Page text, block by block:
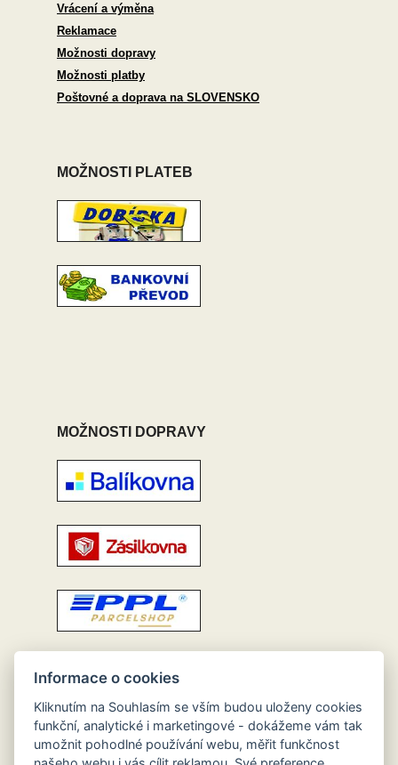
Vrácení a výměna
Reklamace
Možnosti dopravy
Možnosti platby
Poštovné a doprava na SLOVENSKO
MOŽNOSTI PLATEB
MOŽNOSTI DOPRAVY
Informace o cookies
Kliknutím na Souhlasím se vším budou uloženy cookies
funkční, analytické i marketingové - dokážeme vám tak
umožnit pohodlné používání webu, měřit funkčnost